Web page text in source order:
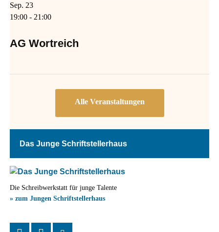
Sep. 23
19:00 - 21:00
AG Wortreich
Das Junge Schriftstellerhaus
Die Schreibwerkstatt für junge Talente
» zum Jungen Schriftstellerhaus